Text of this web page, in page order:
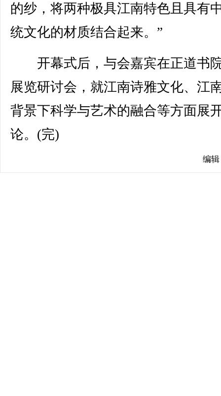
的纱，将两种极具江南特色且具有
统文化的材质结合起来。”
开幕式后，与会嘉宾在正道书
展览研讨会，就江南诗雅文化、江
背景下科学与艺术的融合等方面展
论。(完)
编